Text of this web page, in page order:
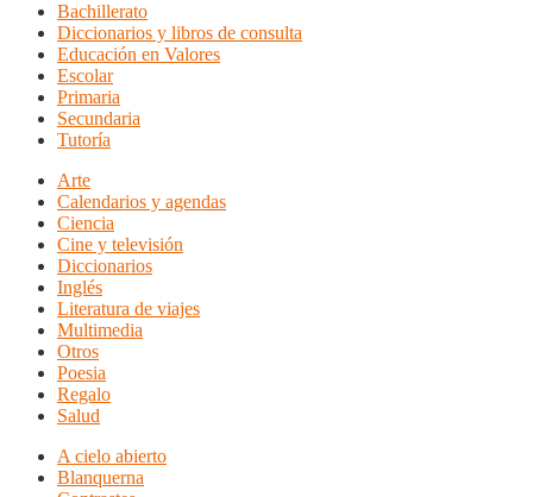
Bachillerato
Diccionarios y libros de consulta
Educación en Valores
Escolar
Primaria
Secundaria
Tutoría
Arte
Calendarios y agendas
Ciencia
Cine y televisión
Diccionarios
Inglés
Literatura de viajes
Multimedia
Otros
Poesia
Regalo
Salud
A cielo abierto
Blanquerna